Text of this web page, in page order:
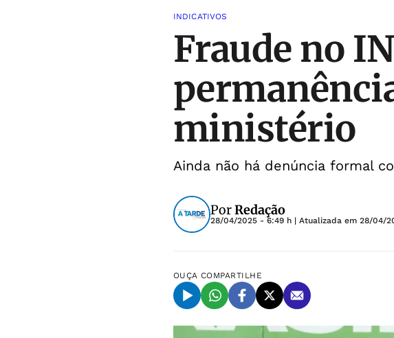
INDICATIVOS
Fraude no
ministério
Ainda não há denúncia formal
PorRedação
28/04/2025 - 6:49 h | Atualizada em 28/04/
OUÇA COMPARTILHE